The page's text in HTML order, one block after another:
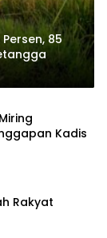
85
Kadis
Rakyat